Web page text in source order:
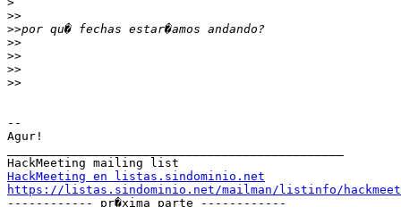
>>
>>
>>
>>
>>
>>
--
Agur!
HackMeeting en listas.sindominio.net
https://listas.sindominio.net/mailman/listinfo/
------------ pr�xima parte ------------